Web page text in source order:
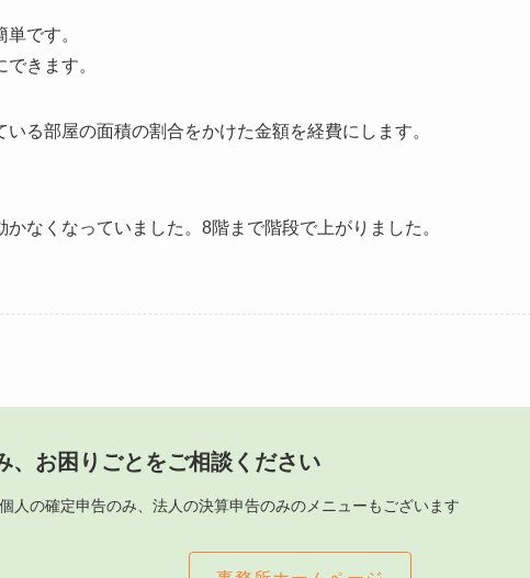
です。
きます。
る部屋の面積の割合をかけた金額を経費にします。
なくなっていました。8階まで階段で上がりました。
、お困りごとをご相談ください
人の確定申告のみ、法人の決算申告のみのメニューもございます